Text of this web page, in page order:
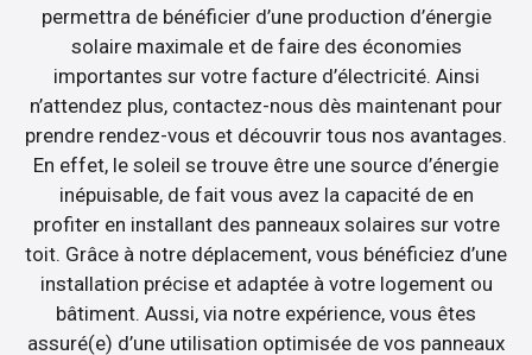
permettra de bénéficier d’une production d’énergie
solaire maximale et de faire des économies
importantes sur votre facture d’électricité. Ainsi
n’attendez plus, contactez-nous dès maintenant pour
prendre rendez-vous et découvrir tous nos avantages.
En effet, le soleil se trouve être une source d’énergie
inépuisable, de fait vous avez la capacité de en
profiter en installant des panneaux solaires sur votre
toit. Grâce à notre déplacement, vous bénéficiez d’une
installation précise et adaptée à votre logement ou
bâtiment. Aussi, via notre expérience, vous êtes
assuré(e) d’une utilisation optimisée de vos panneaux